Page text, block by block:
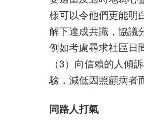
樣可以令他們更能明
解下達成共識，協議
例如考慮尋求社區日
（3）向信賴的人傾
驗，減低因照顧病者
同路人打氣